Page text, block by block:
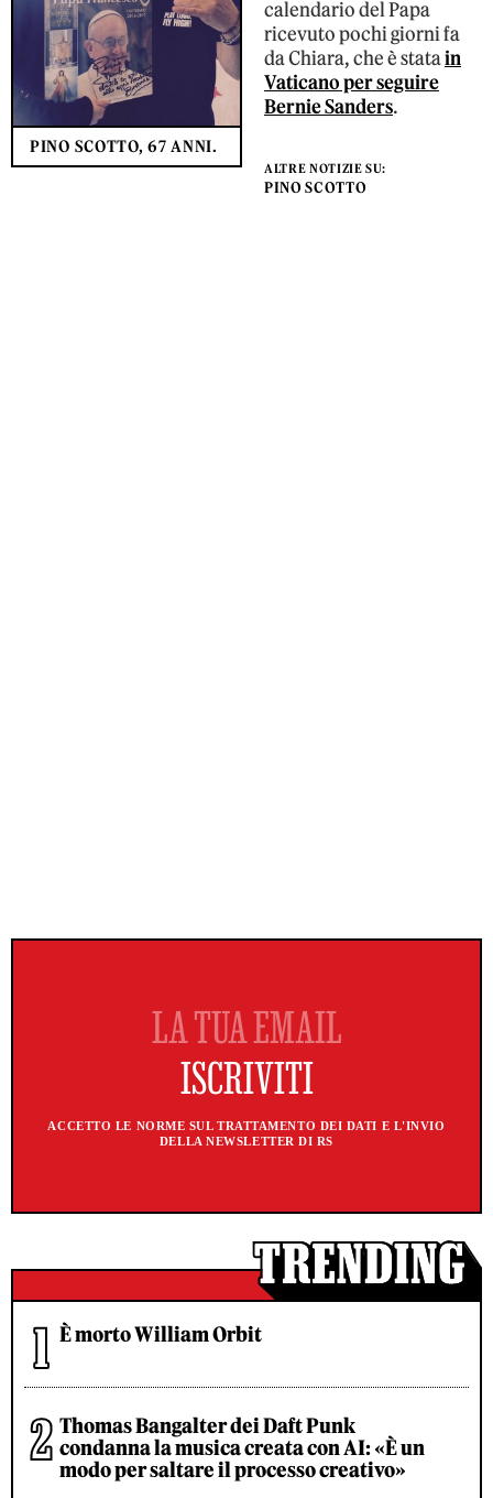
PINO SCOTTO, 67 ANNI.
calendario del Papa
ricevuto pochi giorni fa
da Chiara, che è statain
Vaticano per seguire
Bernie Sanders.
ALTRE NOTIZIE SU:
PINO SCOTTO
ACCETTO LE NORME SUL TRATTAMENTO DEI DATI E L'INVIO
DELLA NEWSLETTER DI RS
È morto William Orbit
Thomas Bangalter dei Daft Punk
condanna la musica creata con AI: «È un
modo per saltare il processo creativo»